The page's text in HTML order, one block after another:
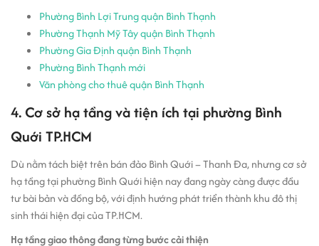
Phường Bình Lợi Trung quận Bình Thạnh
Phường Thạnh Mỹ Tây quận Bình Thạnh
Phường Gia Định quận Bình Thạnh
Phường Bình Thạnh mới
Văn phòng cho thuê quận Bình Thạnh
4. Cơ sở hạ tầng và tiện ích tại phường Bình
Quới TP.HCM
Dù nằm tách biệt trên bán đảo Bình Quới – Thanh Đa, nhưng cơ sở
hạ tầng tại phường Bình Quới hiện nay đang ngày càng được đầu
tư bài bản và đồng bộ, với định hướng phát triển thành khu đô thị
sinh thái hiện đại của TP.HCM.
Hạ tầng giao thông đang từng bước cải thiện